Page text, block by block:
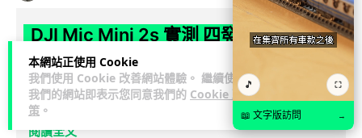
本網站正使用 Cookie
我們使用 Cookie 改善網站體驗。 繼續使用
我們的網站即表示您同意我們的 Cookie 政
策 。
DJI Mic Mini 2s 實測 四發一收同步獨
立錄音 32-bit 防爆咪拍片必備
DJI 最新推出的 Mic Mini 2s 無線咪支援「四發一收」分軌錄
音，並首度下放 32-bit Float 浮點內錄功能。本文經實測其...
閱讀全文
🎵 ⛶
📖 文字版訪問 →